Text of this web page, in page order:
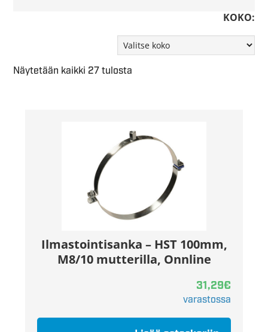
KOKO:
Näytetään kaikki 27 tulosta
Ilmastointisanka – HST 100mm,
M8/10 mutterilla, Onnline
31,29€
varastossa